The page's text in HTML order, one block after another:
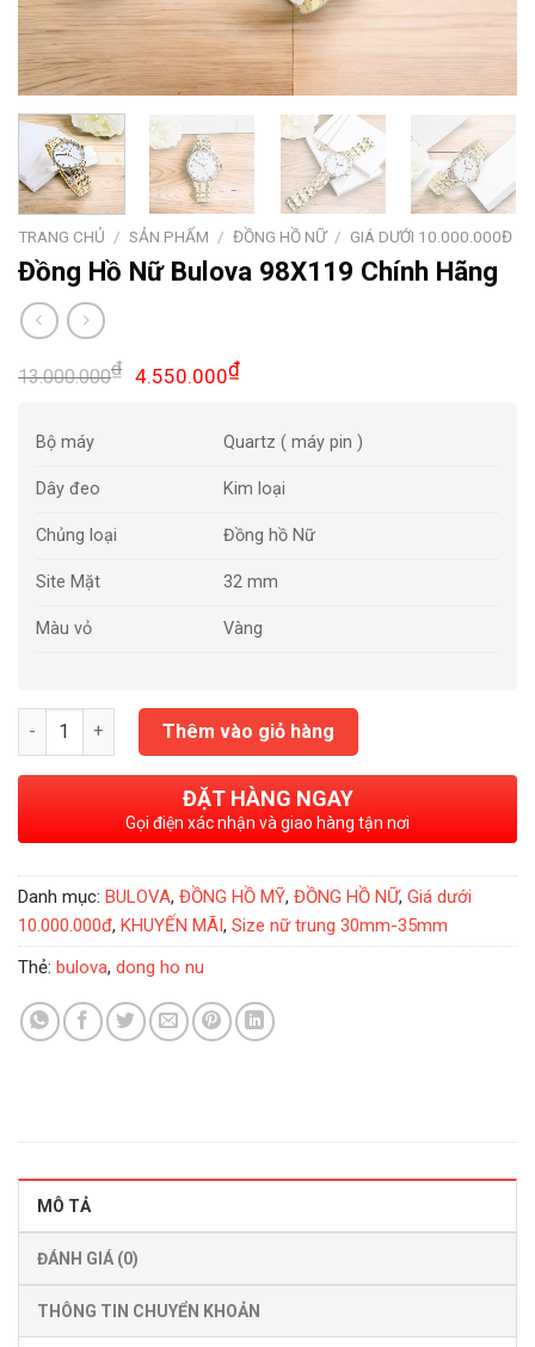
TRANG CHỦ / SẢN PHẨM / ĐỒNG HỒ NỮ / GIÁ DƯỚI 10.000.000Đ
Đồng Hồ Nữ Bulova 98X119 Chính Hãng
13.000.000₫ Giá
13.000.000₫.
4.550.000₫Giá
tại
là:
4.550.000₫.
Bộ máy Quartz ( máy pin )
Dây đeo Kim loại
Chủng loại Đồng hồ Nữ
Site Mặt 32 mm
Màu vỏ Vàng
Đồng Hồ Nữ Bulova 98X119 Chính Hãng số lượng
Thêm vào giỏ hàng
ĐẶT HÀNG NGAY
Gọi điện xác nhận và giao hàng tận nơi
Danh mục: BULOVA, ĐỒNG HỒ MỸ, ĐỒNG HỒ NỮ, Giá dưới
10.000.000đ, KHUYẾN MÃI, Size nữ trung 30mm-35mm
Thẻ: bulova, dong ho nu
MÔ TẢ
ĐÁNH GIÁ (0)
THÔNG TIN CHUYỂN KHOẢN